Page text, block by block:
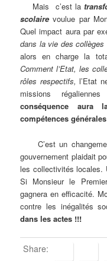
Mais c’est la
scolaire voulue par
Quel impact aura par
dans la vie des collèges
alors en charge la
Comment l’Etat, les
rôles respectifs, l’Etat
missions
conséquence
compétences
C’est un
gouvernement plaidait
les collectivités locales.
Si Monsieur le
gagnera en efficacité.
contre les inégalités
dans les actes !!!
Share: